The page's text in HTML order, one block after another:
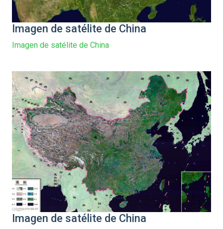
Imagen de satélite de China
Imagen de satélite de China
Imagen de satélite de China